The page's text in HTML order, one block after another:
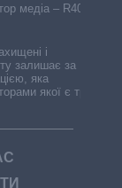
медіа – R40-
і
залишає за
яка
якої є треті